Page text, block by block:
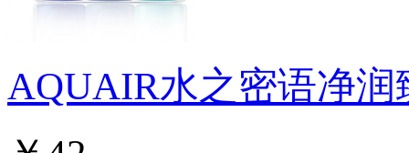
AQUAIR水之密语净